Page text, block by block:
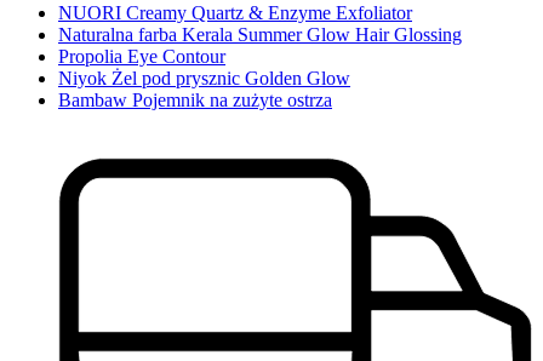
NUORI Creamy Quartz & Enzyme Exfoliator
Naturalna farba Kerala Summer Glow Hair Glossing
Propolia Eye Contour
Niyok Żel pod prysznic Golden Glow
Bambaw Pojemnik na zużyte ostrza